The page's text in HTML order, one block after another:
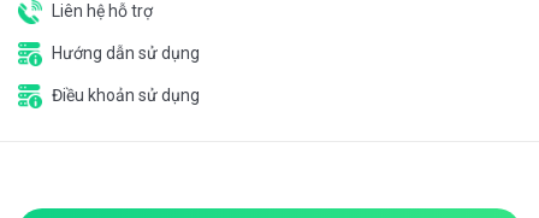
Liên hệ hỗ trợ
Hướng dẫn sử dụng
Điều khoản sử dụng